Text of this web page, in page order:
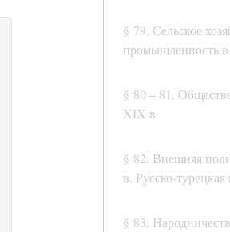
§ 79. Сельское
промышленность
§ 80 – 81.
XIX в
§ 82. Внешняя
в. Русско-
§ 83.